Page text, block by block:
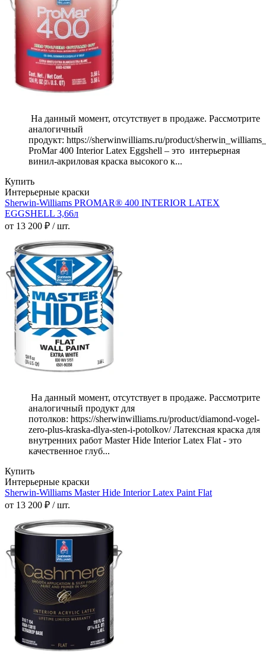
На данный момент, отсутствует в продаже. Рассмотрите
аналогичный
продукт: https://sherwinwilliams.ru/product/
ProMar 400 Interior Latex Eggshell – это интерьерная
винил-акриловая краска высокого к...
Купить
Интерьерные краски
Sherwin-Williams PROMAR® 400 INTERIOR LATEX
EGGSHELL 3,66л
от 13 200 ₽ / шт.
На данный момент, отсутствует в продаже. Рассмотрите
аналогичный продукт для
потолков: https://sherwinwilliams.ru/product/diamond-vogel-
zero-plus-kraska-dlya-sten-i-potolkov/ Латексная краска для
внутренних работ Master Hide Interior Latex Flat - это
качественное глуб...
Купить
Интерьерные краски
Sherwin-Williams Master Hide Interior Latex Paint Flat
от 13 200 ₽ / шт.